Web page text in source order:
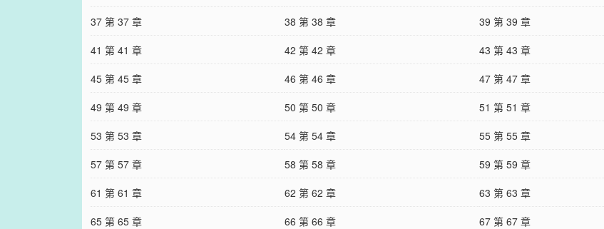
37 第 37 章
38 第 38 章 39 第 39 章
41 第 41 章
42 第 42 章 43 第 43 章
45 第 45 章
46 第 46 章 47 第 47 章
49 第 49 章
50 第 50 章 51 第 51 章
53 第 53 章
54 第 54 章 55 第 55 章
57 第 57 章
58 第 58 章 59 第 59 章
61 第 61 章
62 第 62 章 63 第 63 章
65 第 65 章
66 第 66 章 67 第 67 章